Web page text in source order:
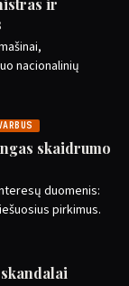
ir
nacionalinių
skaidrumo
duomenis:
pirkimus.